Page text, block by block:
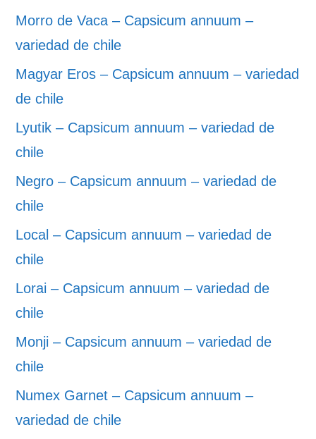
Morro de Vaca – Capsicum annuum –
variedad de chile
Magyar Eros – Capsicum annuum – variedad
de chile
Lyutik – Capsicum annuum – variedad de
chile
Negro – Capsicum annuum – variedad de
chile
Local – Capsicum annuum – variedad de
chile
Lorai – Capsicum annuum – variedad de
chile
Monji – Capsicum annuum – variedad de
chile
Numex Garnet – Capsicum annuum –
variedad de chile